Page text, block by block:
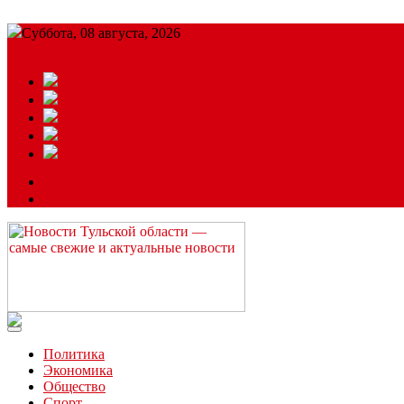
Суббота, 08 августа, 2026
Читайте последние новости дня в Тульской области на сайте
Политика
Экономика
Общество